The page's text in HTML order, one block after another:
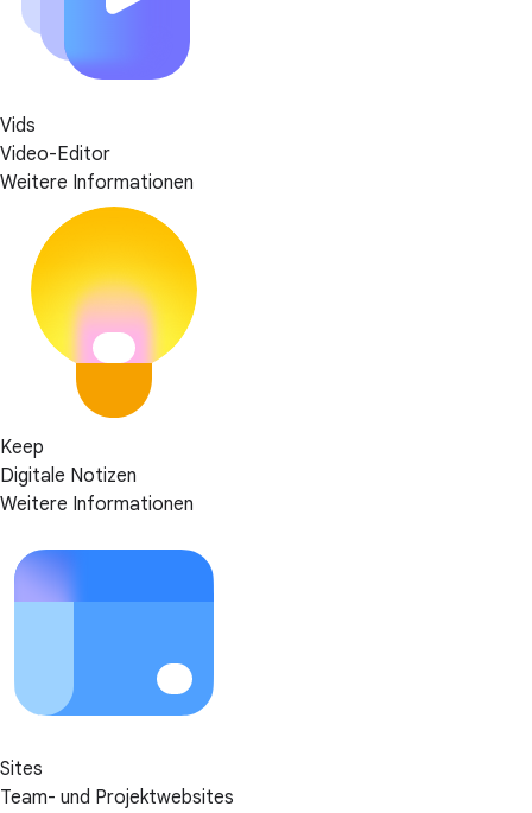
Vids
Video-Editor
Weitere Informationen
Keep
Digitale Notizen
Weitere Informationen
Sites
Team- und Projektwebsites